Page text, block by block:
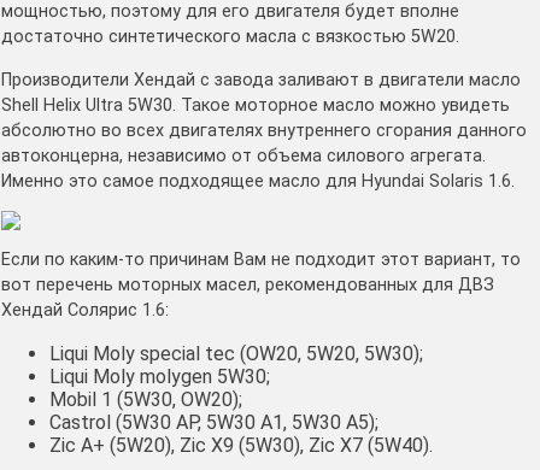
мощностью, поэтому для его двигателя будет вполне
достаточно синтетического масла с вязкостью 5W20.
Производители Хендай с завода заливают в двигатели масло
Shell Helix Ultra 5W30. Такое моторное масло можно увидеть
абсолютно во всех двигателях внутреннего сгорания данного
автоконцерна, независимо от объема силового агрегата.
Именно это самое подходящее масло для Hyundai Solaris 1.6.
Если по каким-то причинам Вам не подходит этот вариант, то
вот перечень моторных масел, рекомендованных для ДВЗ
Хендай Солярис 1.6:
Liqui Moly special tec (OW20, 5W20, 5W30);
Liqui Moly molygen 5W30;
Mobil 1 (5W30, OW20);
Castrol (5W30 AP, 5W30 A1, 5W30 A5);
Zic A+ (5W20), Zic X9 (5W30), Zic X7 (5W40).